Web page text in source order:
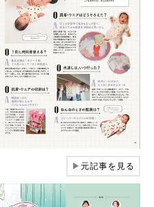
▶元記事を見る